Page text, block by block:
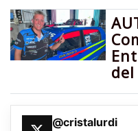
@cristalurdi